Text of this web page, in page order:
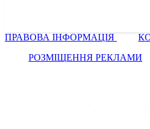
ПРАВОВА ІНФОРМАЦІЯ
РОЗМІЩЕННЯ РЕКЛАМИ